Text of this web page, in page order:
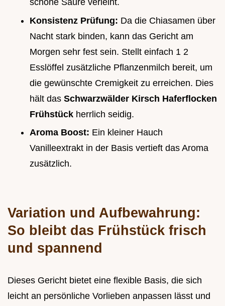
schöne Säure verleiht.
Konsistenz Prüfung: Da die Chiasamen über
Nacht stark binden, kann das Gericht am
Morgen sehr fest sein. Stellt einfach 1 2
Esslöffel zusätzliche Pflanzenmilch bereit, um
die gewünschte Cremigkeit zu erreichen. Dies
hält das Schwarzwälder Kirsch Haferflocken
Frühstück herrlich seidig.
Aroma Boost: Ein kleiner Hauch
Vanilleextrakt in der Basis vertieft das Aroma
zusätzlich.
Variation und Aufbewahrung:
So bleibt das Frühstück frisch
und spannend
Dieses Gericht bietet eine flexible Basis, die sich
leicht an persönliche Vorlieben anpassen lässt und